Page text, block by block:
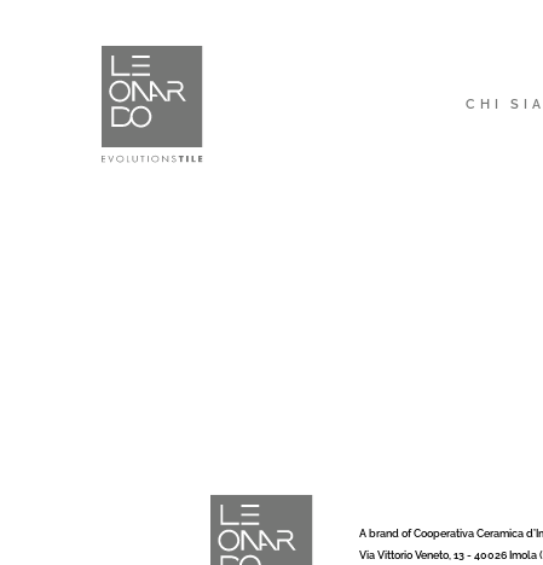
CHI
A brand of Cooperativa Ceramica
Via Vittorio Veneto, 13 - 40026 Imola